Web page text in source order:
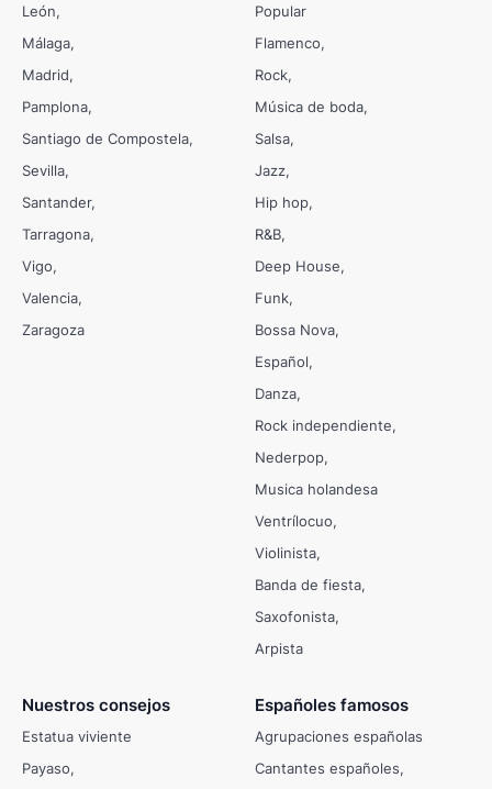
León
Málaga
Madrid
Pamplona
Santiago de Compostela
Sevilla
Santander
Tarragona
Vigo
Valencia
Zaragoza
Popular
Flamenco
Rock
Música de boda
Salsa
Jazz
Hip hop
R&B
Deep House
Funk
Bossa Nova
Español
Danza
Rock independiente
Nederpop
Musica holandesa
Ventrílocuo
Violinista
Banda de fiesta
Saxofonista
Arpista
Nuestros consejos
Estatua viviente
Payaso
Españoles famosos
Agrupaciones españolas
Cantantes españoles